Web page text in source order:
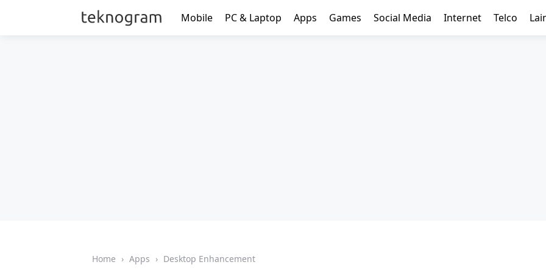
Mobile PC & Laptop Apps Games Social Media Internet Telco
Home › Apps › Desktop Enhancement